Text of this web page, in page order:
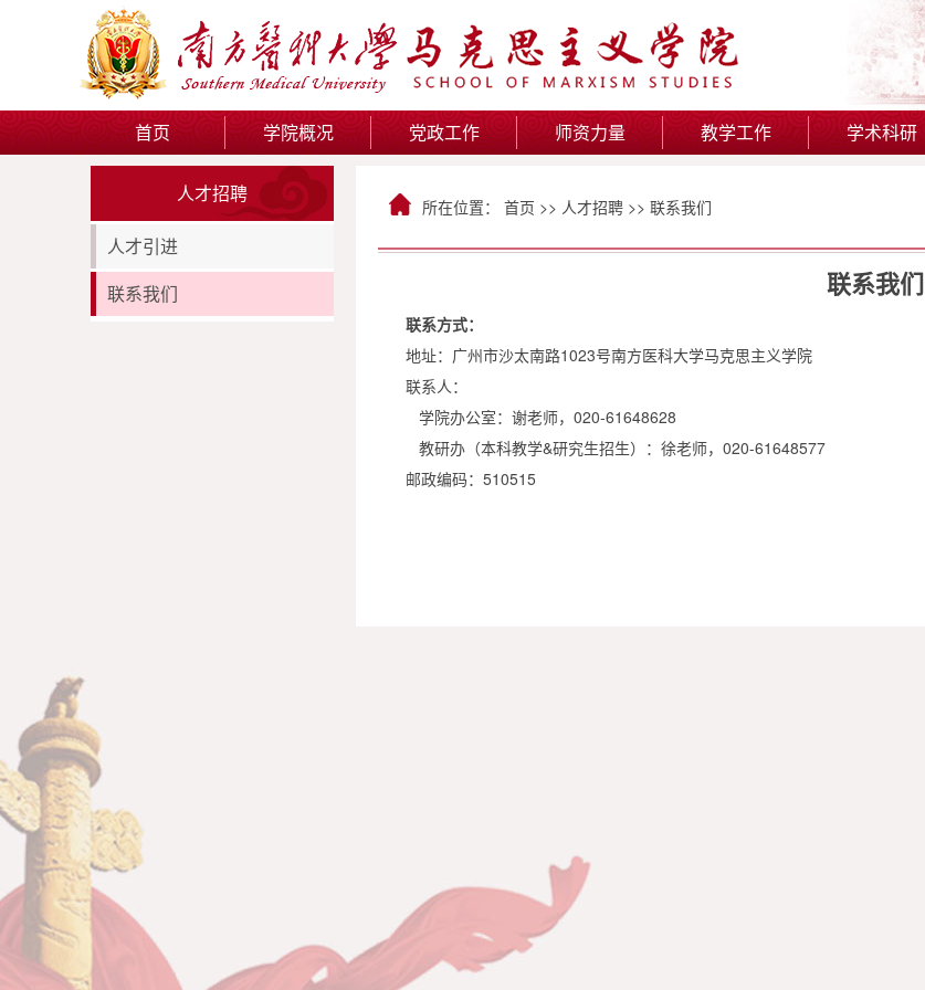
首页 学院概况 党政工作 师资力量 教学工作 学术科研
人才招聘
人才引进
联系我们
所在位置： 首页 >> 人才招聘 >> 联系我们
联系我们
联系方式：
地址：广州市沙太南路1023号南方医科大学马克思主义学院
联系人：
学院办公室：谢老师，020-61648628
教研办（本科教学&研究生招生）：徐老师，020-61648577
邮政编码：510515